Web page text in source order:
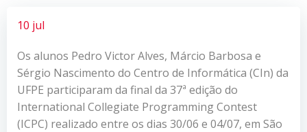
10 jul
Os alunos Pedro Victor Alves, Márcio Barbosa e
Sérgio Nascimento do Centro de Informática (CIn) da
UFPE participaram da final da 37ª edição do
International Collegiate Programming Contest
(ICPC) realizado entre os dias 30/06 e 04/07, em São